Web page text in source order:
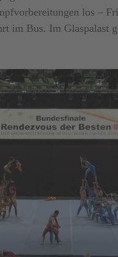
los –
im Bus. Im Glaspalast